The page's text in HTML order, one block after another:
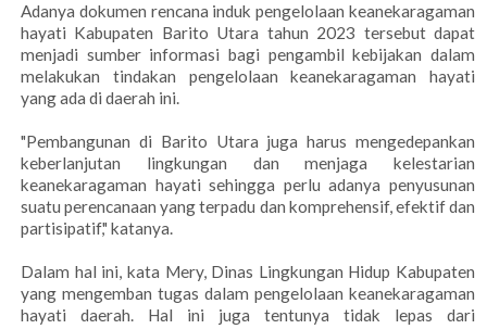
Adanya dokumen rencana induk pengelolaan keanekaragaman
hayati Kabupaten Barito Utara tahun 2023 tersebut dapat
menjadi sumber informasi bagi pengambil kebijakan dalam
melakukan tindakan pengelolaan keanekaragaman hayati
yang ada di daerah ini.
"Pembangunan di Barito Utara juga harus mengedepankan
keberlanjutan lingkungan dan menjaga kelestarian
keanekaragaman hayati sehingga perlu adanya penyusunan
suatu perencanaan yang terpadu dan komprehensif, efektif dan
partisipatif," katanya.
Dalam hal ini, kata Mery, Dinas Lingkungan Hidup Kabupaten
yang mengemban tugas dalam pengelolaan keanekaragaman
hayati daerah. Hal ini juga tentunya tidak lepas dari